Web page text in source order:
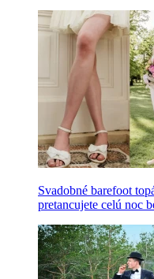
Svadobné barefoot
pretancujete celú noc